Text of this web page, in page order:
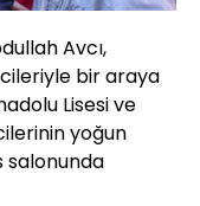
Avcı,
bir araya
Lisesi ve
yoğun
salonunda